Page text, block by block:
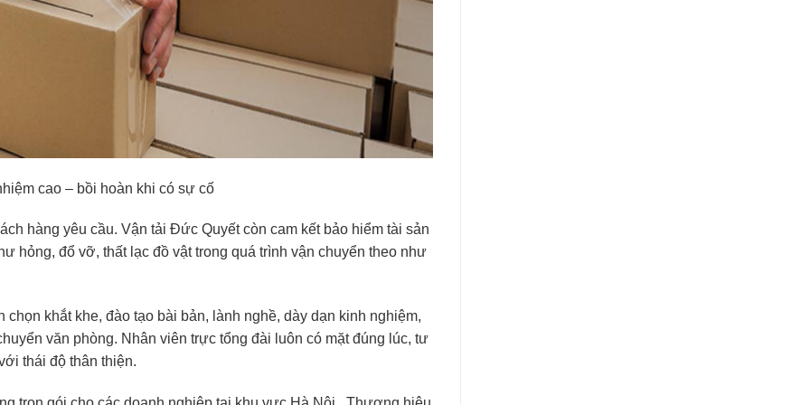
cao – bồi hoàn khi có sự cố
hàng yêu cầu. Vận tải Đức Quyết còn cam kết bảo hiểm tài sản
hỏng, đổ vỡ, thất lạc đồ vật trong quá trình vận chuyển theo như
khắt khe, đào tạo bài bản, lành nghề, dày dạn kinh nghiệm,
văn phòng. Nhân viên trực tổng đài luôn có mặt đúng lúc, tư
thái độ thân thiện.